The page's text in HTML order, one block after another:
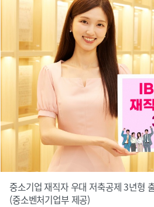
중소기업 재직자 우대 저축공제 3년형
(중소벤처기업부 제공)